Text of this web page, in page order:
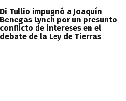
Di Tullio impugnó a Joaquín
Benegas Lynch por un presunto
conflicto de intereses en el
debate de la Ley de Tierras